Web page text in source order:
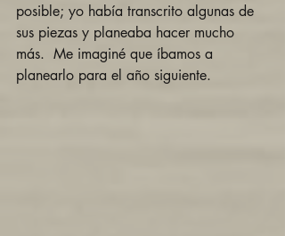
posible; yo había transcrito algunas de
sus piezas y planeaba hacer mucho
más.  Me imaginé que íbamos a
planearlo para el año siguiente.